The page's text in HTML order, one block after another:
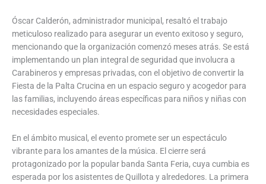
Óscar Calderón, administrador municipal, resaltó el trabajo
meticuloso realizado para asegurar un evento exitoso y seguro,
mencionando que la organización comenzó meses atrás. Se está
implementando un plan integral de seguridad que involucra a
Carabineros y empresas privadas, con el objetivo de convertir la
Fiesta de la Palta Crucina en un espacio seguro y acogedor para
las familias, incluyendo áreas específicas para niños y niñas con
necesidades especiales.
En el ámbito musical, el evento promete ser un espectáculo
vibrante para los amantes de la música. El cierre será
protagonizado por la popular banda Santa Feria, cuya cumbia es
esperada por los asistentes de Quillota y alrededores. La primera